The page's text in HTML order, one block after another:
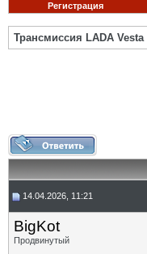
Регистрация
Трансмиссия LADA Vesta
14.04.2026, 11:21
BigKot
Продвинутый